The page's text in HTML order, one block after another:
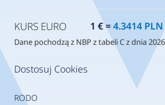
Dostosuj Cookies
RODO
KURS EURO 1 € =4.3414 PLN
Dane pochodzą z NBP z tabeli C z dnia